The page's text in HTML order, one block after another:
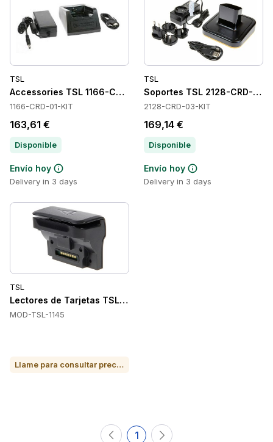
TSL
Accessories TSL 1166-CRD-01-KIT
1166-CRD-01-KIT
163,61 €
Disponible
Envío hoy
Delivery in 3 days
TSL
Soportes TSL 2128-CRD-03-
2128-CRD-03-KIT
169,14 €
Disponible
Envío hoy
Delivery in 3 days
TSL
Lectores de Tarjetas TSL TSL-1145
MOD-TSL-1145
Llame para consultar precio o para comprar
1